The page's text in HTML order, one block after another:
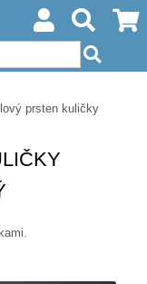
prsten kuličky